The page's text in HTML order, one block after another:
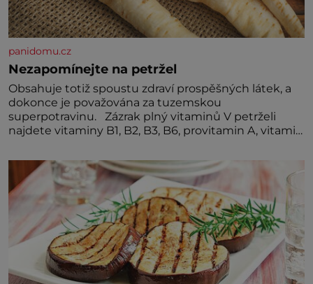
panidomu.cz
Nezapomínejte na petržel
Obsahuje totiž spoustu zdraví prospěšných látek, a
dokonce je považována za tuzemskou
superpotravinu. Zázrak plný vitaminů V petrželi
najdete vitaminy B1, B2, B3, B6, provitamin A, vitamin
dokonce třikrát více než pomeranč, v kořeni je také,
ale je ho desetkrát méně), a kyselinu listovou. Ale